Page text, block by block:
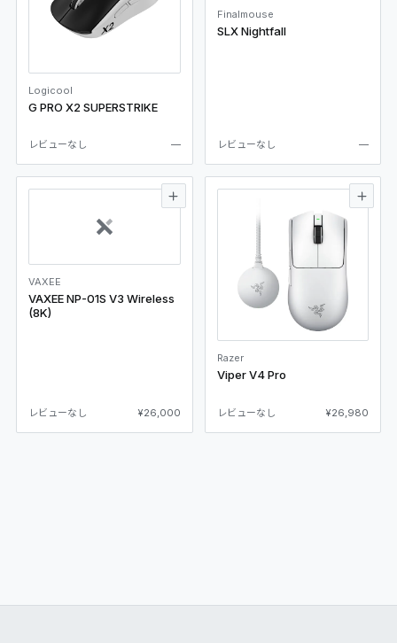
Logicool
G PRO X2 SUPERSTRIKE
レビューなし —
Finalmouse
SLX Nightfall
レビューなし —
VAXEE
VAXEE NP-01S V3 Wireless
(8K)
レビューなし ¥26,000
Razer
Viper V4 Pro
レビューなし ¥26,980